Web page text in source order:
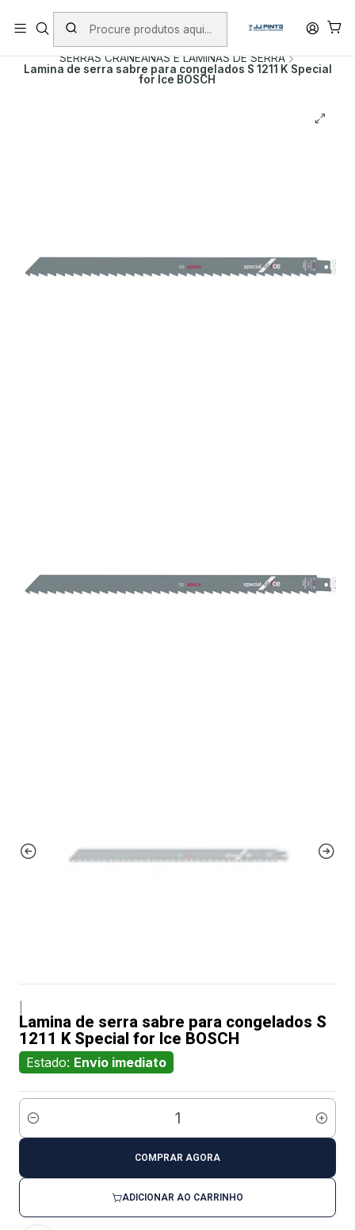
PORTES INCLUÍDOS EM ENCOMENDAS +75€ (excepto ilhas)
Início PRODUTOS
ACESSÓRIOS
SERRAS CRANEANAS E LAMINAS DE SERRA
Lamina de serra sabre para congelados S 1211 K Special
for Ice BOSCH
Lamina de serra sabre para congelados S
1211 K Special for Ice BOSCH
Estado: Envio imediato
Quantidade
ADICIONAR AO CARRINHO
COMPRAR AGORA